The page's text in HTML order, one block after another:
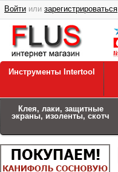
Войти или зарегистрироваться
Инструменты Intertool
Клея, лаки, защитные
экраны, изоленты, скотч